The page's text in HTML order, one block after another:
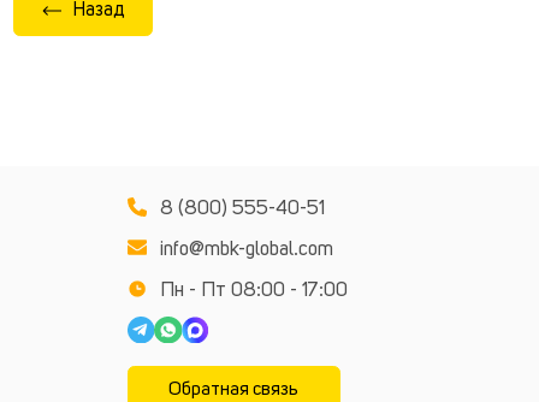
Назад
8 (800) 555-40-51
info@mbk-global.com
Пн - Пт 08:00 - 17:00
Обратная связь